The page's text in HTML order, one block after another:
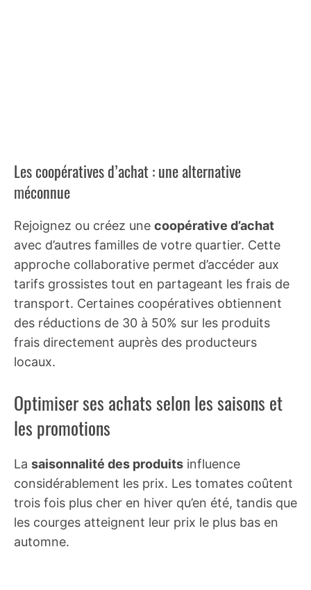
Les coopératives d’achat : une alternative
méconnue
Rejoignez ou créez une coopérative d’achat
avec d’autres familles de votre quartier. Cette
approche collaborative permet d’accéder aux
tarifs grossistes tout en partageant les frais de
transport. Certaines coopératives obtiennent
des réductions de 30 à 50% sur les produits
frais directement auprès des producteurs
locaux.
Optimiser ses achats selon les saisons et
les promotions
La saisonnalité des produits influence
considérablement les prix. Les tomates coûtent
trois fois plus cher en hiver qu’en été, tandis que
les courges atteignent leur prix le plus bas en
automne.